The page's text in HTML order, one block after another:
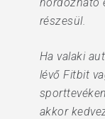
részesül.
Ha valaki
lévő Fitbit
akkor